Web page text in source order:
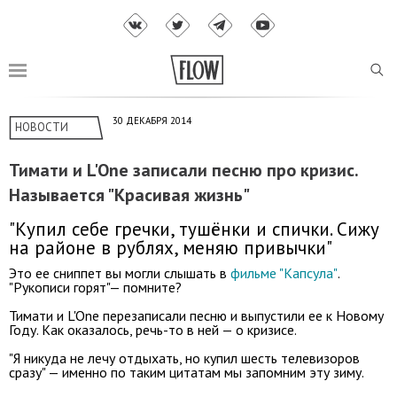
НОВОСТИ 30 ДЕКАБРЯ 2014
Тимати и L'One записали песню про кризис.
Называется "Красивая жизнь"
"Купил себе гречки, тушёнки и спички. Сижу
на районе в рублях, меняю привычки"
Это ее сниппет вы могли слышать в фильме "Капсула".
"Рукописи горят"— помните?
Тимати и L'One перезаписали песню и выпустили ее к Новому
Году. Как оказалось, речь-то в ней — о кризисе.
"Я никуда не лечу отдыхать, но купил шесть телевизоров
сразу" — именно по таким цитатам мы запомним эту зиму.